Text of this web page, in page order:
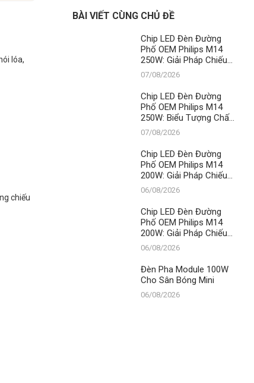
lóa,
chiếu
BÀI VIẾT CÙNG CHỦ ĐỀ
Chip LED Đèn Đường
Phố OEM Philips M14
250W: Giải Pháp Chiếu
Sáng Đỉnh Cao, Khẳng
Định Vị Thế Số 1 Của
Thành Đạt LED
07/08/2026
Chip LED Đèn Đường
Phố OEM Philips M14
250W: Biểu Tượng Chất
Lượng, Khẳng Định Vị
Thế Số 1 Của Thành Đạt
LED
07/08/2026
Chip LED Đèn Đường
Phố OEM Philips M14
200W: Giải Pháp Chiếu
Sáng Đỉnh Cao, Khẳng
Định Vị Thế Số 1 Của
Thành Đạt LED
06/08/2026
Chip LED Đèn Đường
Phố OEM Philips M14
200W: Giải Pháp Chiếu
Sáng Đỉnh Cao, Khẳng
Định Vị Thế Số 1 Của
Thành Đạt LED
06/08/2026
Đèn Pha Module 100W
Cho Sân Bóng Mini
06/08/2026